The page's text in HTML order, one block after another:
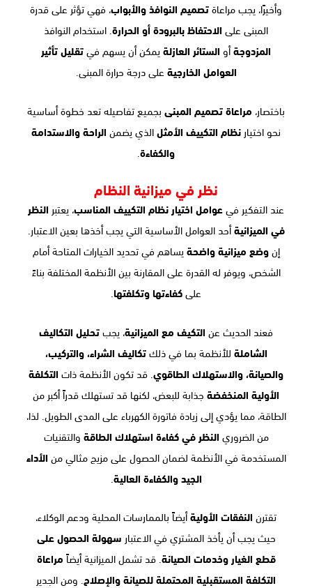
وأخيرًا، يجب مراعاةتصميم النوافذ والأبواب، فهي تؤثر على قدرة
المبنى على الاحتفاظ بالبرودة أو الحرارة . استخدام النوافذ
المزدوجةأو الستائر العازلة يمكن أن يسهم فيتقليل تأثير
العوامل الخارجية على درجة حرارة المبنى.
باختصار، مراعاة تصميم المبنى بجميع تفاصيله تعد خطوة أساسية
نحو اختيار نظام التكييف الأمثلالذي يضمن الراحة والاستدامة
والكفاءة
نظر في ميزانية النظام
عند التفكير فيعوامل اختيار نظام التكييف المناسب، يعتبر النظر
في الميزانيةأحد العوامل الأساسية التي يجب أخذها بعين الاعتبار.
إنوضع ميزانية واضحة يساهم في تحديد الخيارات المتاحة أمام
الشخص، ويوفر له القدرة على المقارنة بين الأنظمة المختلفة بناءً
علىكفاءتها وتكلفتها
فعند الحديث عن التكيف مع الميزانية، يجبتحليل التكاليف
الشاملة للأنظمة بما في ذلكتكاليف الشراء، والتركيب،
والصيانة، والاستهلاك الطاقوي . قد تكون الأنظمة ذات التكلفة
الأولية المنخفضة جذابة للبعض، لكنها قد تستهلك قدراً أكبر من
الطاقة، مما يؤدي إلى زيادة فاتورة الكهرباء على المدى الطويل. لذا،
من الضروري النظر في كفاءة استهلاك الطاقة والتقنيات
المستخدمة في الأنظمة لضمان الحصول على مزيج مثالي من الأداء
الجيد والكفاءة العالية
تقترن النفقات الأوليةأيضاً بالممارسات المحلية ودعم الوكلاء،
حيث يجب أن يأخذ المشتري في الاعتبار سهولة الحصول على
قطع الغيار وخدمات الصيانة . قد تشمل الميزانية أيضاً مراعاة
التكلفة المستقبلية المحتملة للصيانة والإصلاح . ومن الجدير